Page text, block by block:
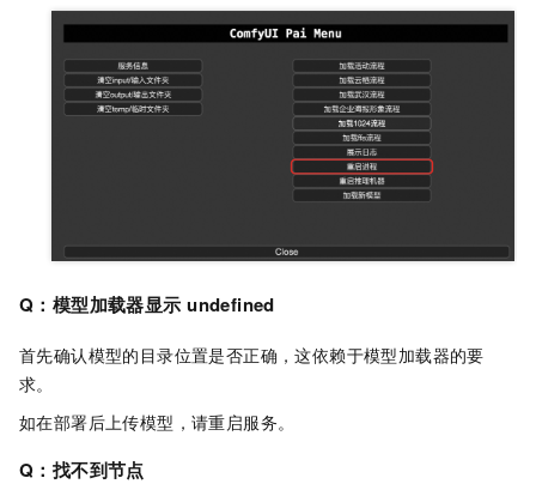
Q：模型加载器显示 undefined
首先确认模型的目录位置是否正确，这依赖于模型加载器的要
求。
如在部署后上传模型，请重启服务。
Q：找不到节点